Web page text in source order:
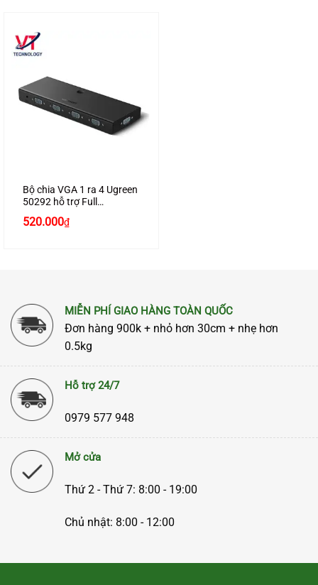
Bộ chia VGA 1 ra 4 Ugreen
50292 hỗ trợ Full
520.000₫
MIỄN PHÍ GIAO HÀNG TOÀN QUỐC
Đơn hàng 900k + nhỏ hơn 30cm + nhẹ hơn
0.5kg
Hỗ trợ 24/7
0979 577 948
Mở cửa
Thứ 2 - Thứ 7: 8:00 - 19:00
Chủ nhật: 8:00 - 12:00